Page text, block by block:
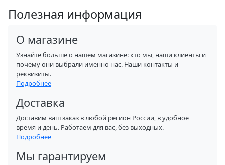
Полезная информация
О магазине
Узнайте больше о нашем магазине: кто мы, наши клиенты и
почему они выбрали именно нас. Наши контакты и
реквизиты.
Подробнее
Доставка
Доставим ваш заказ в любой регион России, в удобное
время и день. Работаем для вас, без выходных.
Подробнее
Мы гарантируем